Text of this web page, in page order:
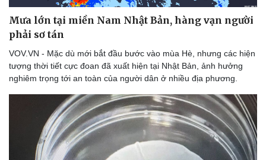
Mưa lớn tại miền Nam Nhật Bản, hàng vạn người
phải sơ tán
VOV.VN - Mặc dù mới bắt đầu bước vào mùa Hè, nhưng các hiện
tượng thời tiết cực đoan đã xuất hiện tại Nhật Bản, ảnh hưởng
nghiêm trọng tới an toàn của người dân ở nhiều địa phương.